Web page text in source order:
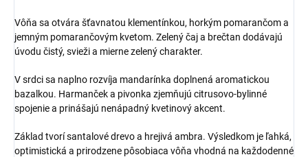
Vôňa sa otvára šťavnatou klementínkou, horkým pomarančom a
jemným pomarančovým kvetom. Zelený čaj a brečtan dodávajú
úvodu čistý, svieži a mierne zelený charakter.
V srdci sa naplno rozvíja mandarínka doplnená aromatickou
bazalkou. Harmanček a pivonka zjemňujú citrusovo-bylinné
spojenie a prinášajú nenápadný kvetinový akcent.
Základ tvorí santalové drevo a hrejivá ambra. Výsledkom je ľahká,
optimistická a prirodzene pôsobiaca vôňa vhodná na každodenné